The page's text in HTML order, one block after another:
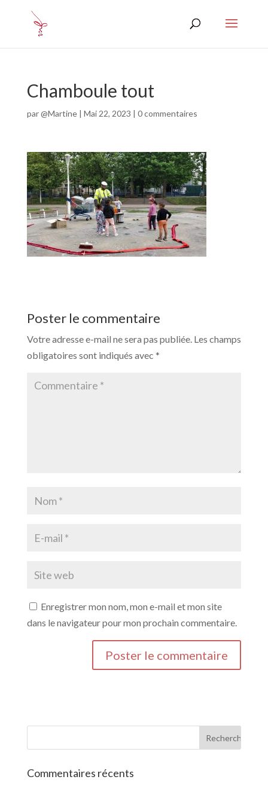
Chamboule tout
par@Martine| Mai 22, 2023 | 0 commentaires
Poster le commentaire
Votre adresse e-mail ne sera pas publiée. Les champs
obligatoires sont indiqués avec *
Enregistrer mon nom, mon e-mail et mon site
dans le navigateur pour mon prochain commentaire.
Commentaires récents